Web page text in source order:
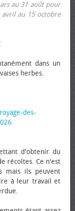
au 31 août pour
avril au 15 octobre
dans un
herbes.
des-
d'obtenir du
récoltes. Ce n'est
mais ils peuvent
à leur travail et